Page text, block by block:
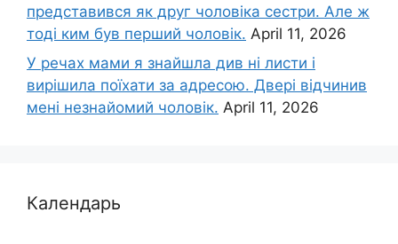
представився як друг чоловіка сестри. Але ж
тоді ким був перший чоловік. April 11, 2026
У речах мами я знайшла див ні листи і
вирішила поїхати за адресою. Двері відчинив
мені незнайомий чоловік. April 11, 2026
Календарь